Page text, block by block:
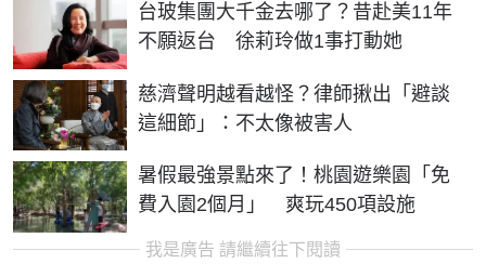
台玻集團大千金去哪了？昔赴美11年
不願返台 徐莉玲做1事打動她
慈濟聲明越看越怪？律師揪出「避談
這細節」：不太像被害人
暑假最強景點來了！桃園遊樂園「免
費入園2個月」 爽玩450項設施
我是廣告 請繼續往下閱讀